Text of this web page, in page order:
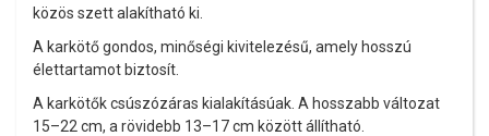
közös szett alakítható ki.
A karkötő gondos, minőségi kivitelezésű, amely hosszú
élettartamot biztosít.
A karkötők csúszózáras kialakításúak. A hosszabb változat
15–22 cm, a rövidebb 13–17 cm között állítható.